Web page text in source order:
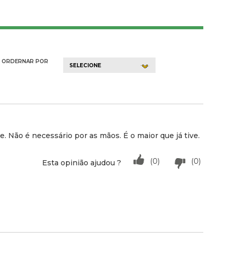
ORDERNAR POR
SELECIONE
Não é necessário por as mãos. É o maior que já tive.
(0)
(0)
Esta opinião ajudou ?